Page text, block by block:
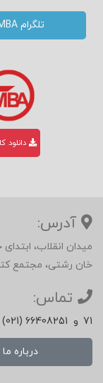
تلگرام TMBA
دانلود
آدرس:
خان رشتی، مجتمع
تماس:
(021) 66408251 و 71
درباره ما